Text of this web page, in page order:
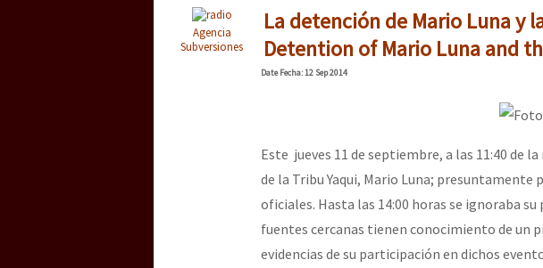
Agencia
Subversiones
La detención de Mario Luna y
Detention of Mario Luna and
DateFecha: 12 Sep 2014
Este jueves 11 de septiembre, a las 11:40 de
de la Tribu Yaqui, Mario Luna; presuntamente
oficiales. Hasta las 14:00 horas se ignoraba
fuentes cercanas tienen conocimiento de un
evidencias de su participación en dichos